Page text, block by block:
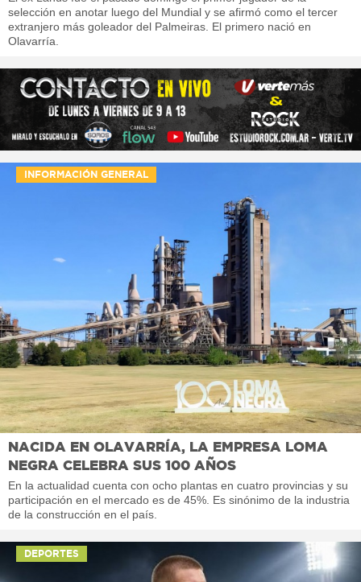
selección en anotar luego del Mundial y se afirmó como el tercer
extranjero más goleador del Palmeiras. El primero nació en
Olavarría.
INFORMACIÓN GENERAL
NACIDA EN OLAVARRÍA, LA EMPRESA LOMA
NEGRA CELEBRA SUS 100 AÑOS
En la actualidad cuenta con ocho plantas en cuatro provincias y su
participación en el mercado es de 45%. Es sinónimo de la industria
de la construcción en el país.
DEPORTES